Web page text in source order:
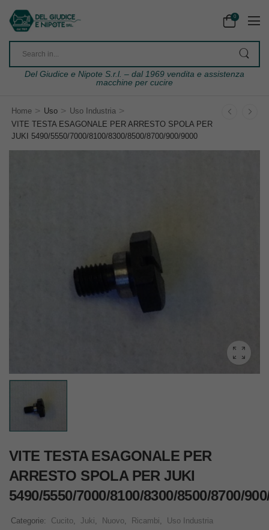
0
Del Giudice e Nipote S.r.l. – dal 1969 vendita e assistenza
macchine per cucire
Home > Uso > Uso Industria >
VITE TESTA ESAGONALE PER ARRESTO SPOLA PER
JUKI 5490/5550/7000/8100/8300/8500/8700/900/9000
VITE TESTA ESAGONALE PER
ARRESTO SPOLA PER JUKI
5490/5550/7000/8100/8300/8500/8700/
Categorie: Cucito, Juki, Nuovo, Ricambi,
Uso Industria